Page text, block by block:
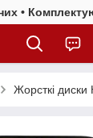
•
Жорсткі диски